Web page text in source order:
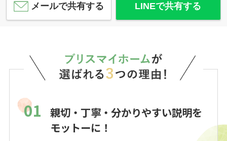
メールで共有する LINEで共有する
01
親切・丁寧・分かりやすい説明を
モットーに！